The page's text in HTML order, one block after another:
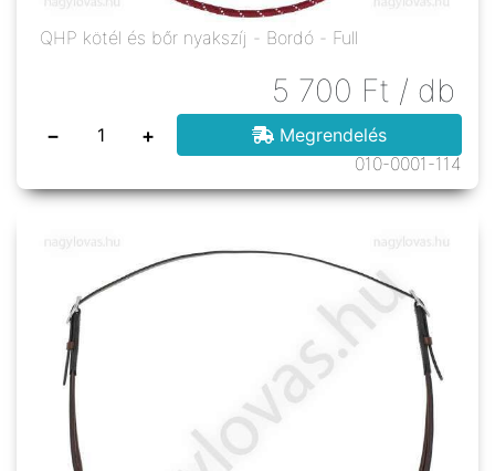
QHP kötél és bőr nyakszíj - Bordó - Full
5 700 Ft / db
− +
Megrendelés
010-0001-114